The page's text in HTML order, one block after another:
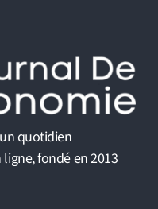
quotidien
fondé en 2013